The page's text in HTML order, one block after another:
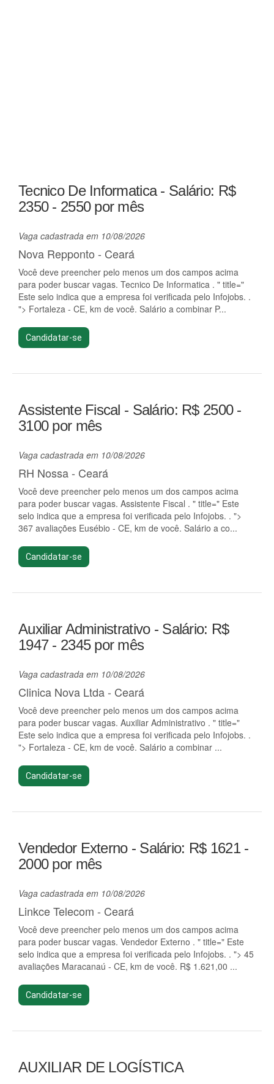
Tecnico De Informatica - Salário: R$
2350 - 2550 por mês
Vaga cadastrada em 10/08/2026
Nova Repponto - Ceará
Você deve preencher pelo menos um dos campos acima
para poder buscar vagas. Tecnico De Informatica . " title="
Este selo indica que a empresa foi verificada pelo Infojobs. .
"> Fortaleza - CE, km de você. Salário a combinar P...
Candidatar-se
Assistente Fiscal - Salário: R$ 2500 -
3100 por mês
Vaga cadastrada em 10/08/2026
RH Nossa - Ceará
Você deve preencher pelo menos um dos campos acima
para poder buscar vagas. Assistente Fiscal . " title=" Este
selo indica que a empresa foi verificada pelo Infojobs. . ">
367 avaliações Eusébio - CE, km de você. Salário a co...
Candidatar-se
Auxiliar Administrativo - Salário: R$
1947 - 2345 por mês
Vaga cadastrada em 10/08/2026
Clinica Nova Ltda - Ceará
Você deve preencher pelo menos um dos campos acima
para poder buscar vagas. Auxiliar Administrativo . " title="
Este selo indica que a empresa foi verificada pelo Infojobs. .
"> Fortaleza - CE, km de você. Salário a combinar ...
Candidatar-se
Vendedor Externo - Salário: R$ 1621 -
2000 por mês
Vaga cadastrada em 10/08/2026
Linkce Telecom - Ceará
Você deve preencher pelo menos um dos campos acima
para poder buscar vagas. Vendedor Externo . " title=" Este
selo indica que a empresa foi verificada pelo Infojobs. . "> 45
avaliações Maracanaú - CE, km de você. R$ 1.621,00 ...
Candidatar-se
AUXILIAR DE LOGÍSTICA